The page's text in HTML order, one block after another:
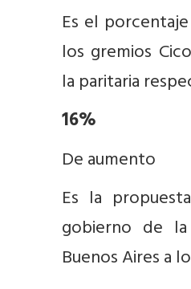
Es el
los gremios
la paritaria
16%
De aumento
Es la
gobierno de
Buenos Aires a